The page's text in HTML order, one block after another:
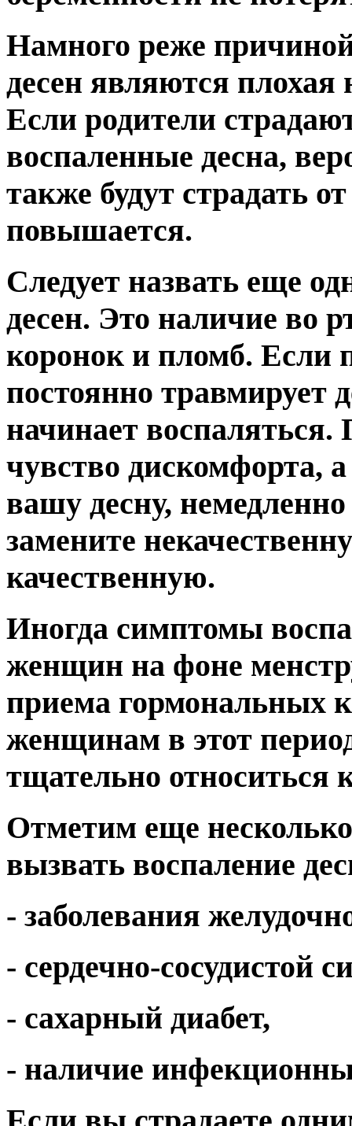
Намного реже
десен являются плохая
Если родители
воспаленные десна,
также будут страдать
повышается.
Следует назвать еще
десен. Это наличие во
коронок и пломб. Если
постоянно травмирует
начинает воспаляться.
чувство дискомфорта,
вашу десну,
замените
качественную.
Иногда симптомы
женщин на фоне
приема гормональных
женщинам в этот
тщательно относиться
Отметим еще
вызвать воспаление
- заболевания
- сердечно-сосудистой
- сахарный диабет,
- наличие